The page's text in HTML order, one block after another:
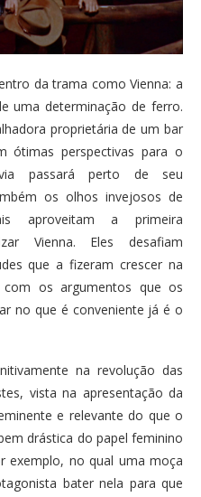
da trama como Vienna: a
uma determinação de ferro.
proprietária de um bar
ótimas perspectivas para o
passará perto de seu
os olhos invejosos de
aproveitam a primeira
Vienna. Eles desafiam
que a fizeram crescer na
os argumentos que os
no que é conveniente já é o
na revolução das
vista na apresentação da
e relevante do que o
drástica do papel feminino
exemplo, no qual uma moça
bater nela para que